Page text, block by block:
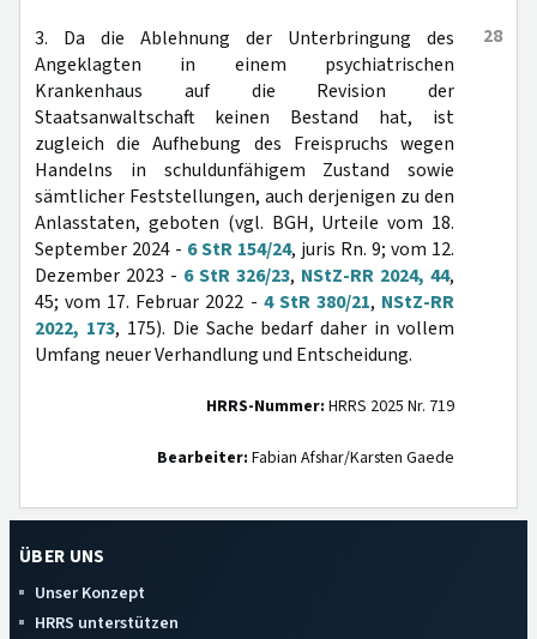
28
3. Da die Ablehnung der Unterbringung des
Angeklagten in einem psychiatrischen
Krankenhaus auf die Revision der
Staatsanwaltschaft keinen Bestand hat, ist
zugleich die Aufhebung des Freispruchs wegen
Handelns in schuldunfähigem Zustand sowie
sämtlicher Feststellungen, auch derjenigen zu den
Anlasstaten, geboten (vgl. BGH, Urteile vom 18.
September 2024 - 6 StR 154/24, juris Rn. 9; vom 12.
Dezember 2023 - 6 StR 326/23, NStZ-RR 2024, 44,
45; vom 17. Februar 2022 - 4 StR 380/21, NStZ-RR
2022, 173, 175). Die Sache bedarf daher in vollem
Umfang neuer Verhandlung und Entscheidung.
HRRS-Nummer: HRRS 2025 Nr. 719
Bearbeiter: Fabian Afshar/Karsten Gaede
ÜBER UNS
Unser Konzept
HRRS unterstützen